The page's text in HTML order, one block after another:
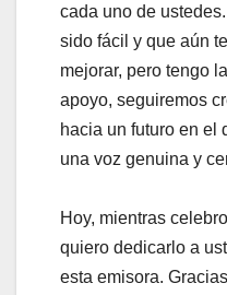
cada uno de
sido fácil y que aún
mejorar, pero tengo
apoyo, seguiremos
hacia un futuro en el
una voz genuina y
Hoy, mientras
quiero dedicarlo a
esta emisora.